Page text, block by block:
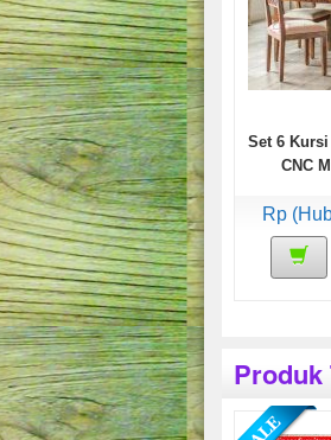
Set 6
CNC
Rp
Produk